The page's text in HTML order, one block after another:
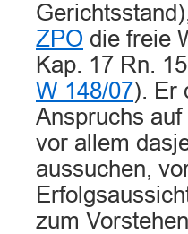
ZPO die freie
Kap. 17 Rn.
W 148/07). Er
Anspruchs
vor allem
aussuchen,
zum